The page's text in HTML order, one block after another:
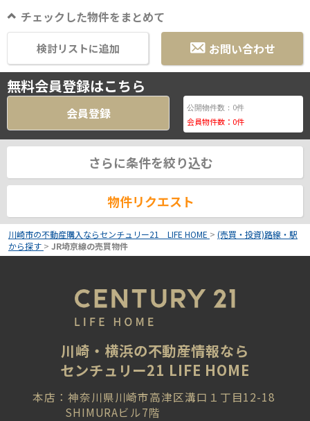
チェックした物件をまとめて
お問い合わせ
検討リストに追加
無料会員登録はこちら
会員登録 公開物件数： 0件
会員物件数： 0件
さらに条件を絞り込む
物件リクエスト
川崎市の不動産購入ならセンチュリー21 LIFE HOME > (売買・投資)路線・駅
から探す > JR埼京線の売買物件
川崎・横浜の不動産情報なら
センチュリー21 LIFE HOME
本店：神奈川県川崎市高津区溝口１丁目12-18
SHIMURAビル7階